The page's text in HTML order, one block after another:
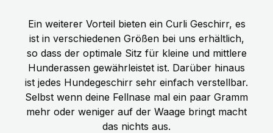
Ein weiterer Vorteil bieten ein Curli Geschirr, es
ist in verschiedenen Größen bei uns erhältlich,
so dass der optimale Sitz für kleine und mittlere
Hunderassen gewährleistet ist. Darüber hinaus
ist jedes Hundegeschirr sehr einfach verstellbar.
Selbst wenn deine Fellnase mal ein paar Gramm
mehr oder weniger auf der Waage bringt macht
das nichts aus.